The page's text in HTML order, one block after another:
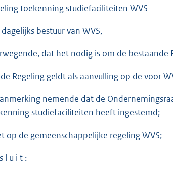
toekenning studiefaciliteiten WVS
bestuur van WVS,
dat het nodig is om de
Regeling geldt als aanvulling op de voor
nemende dat de
studiefaciliteiten heeft ingestemd;
op de gemeenschappelijke regeling WVS;
l u i t :